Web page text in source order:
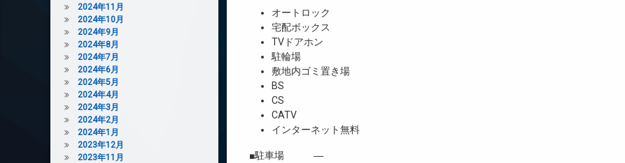
オートロック
宅配ボックス
TVドアホン
駐輪場
敷地内ゴミ置き場
BS
CS
CATV
インターネット無料
■駐車場 ―
2024年11月
2024年10月
2024年9月
2024年8月
2024年7月
2024年6月
2024年5月
2024年4月
2024年3月
2024年2月
2024年1月
2023年12月
2023年11月